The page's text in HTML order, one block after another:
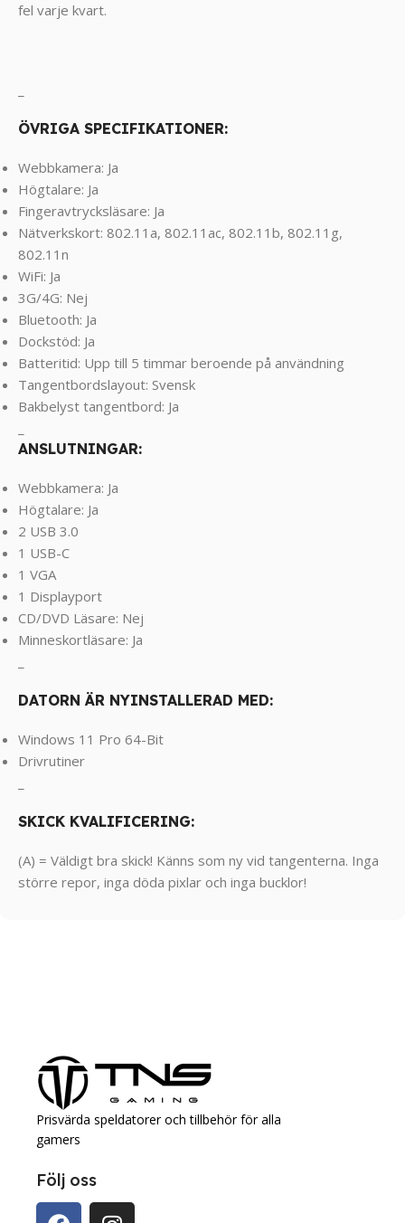
fel varje kvart.
ÖVRIGA SPECIFIKATIONER:
Webbkamera: Ja
Högtalare: Ja
Fingeravtrycksläsare: Ja
Nätverkskort: 802.11a, 802.11ac, 802.11b, 802.11g,
802.11n
WiFi: Ja
3G/4G: Nej
Bluetooth: Ja
Dockstöd: Ja
Batteritid: Upp till 5 timmar beroende på användning
Tangentbordslayout: Svensk
Bakbelyst tangentbord: Ja
ANSLUTNINGAR:
Webbkamera: Ja
Högtalare: Ja
2 USB 3.0
1 USB-C
1 VGA
1 Displayport
CD/DVD Läsare: Nej
Minneskortläsare: Ja
DATORN ÄR NYINSTALLERAD MED:
Windows 11 Pro 64-Bit
Drivrutiner
SKICK KVALIFICERING:
(A) = Väldigt bra skick! Känns som ny vid tangenterna. Inga
större repor, inga döda pixlar och inga bucklor!
Prisvärda speldatorer och tillbehör för alla
gamers
Följ oss